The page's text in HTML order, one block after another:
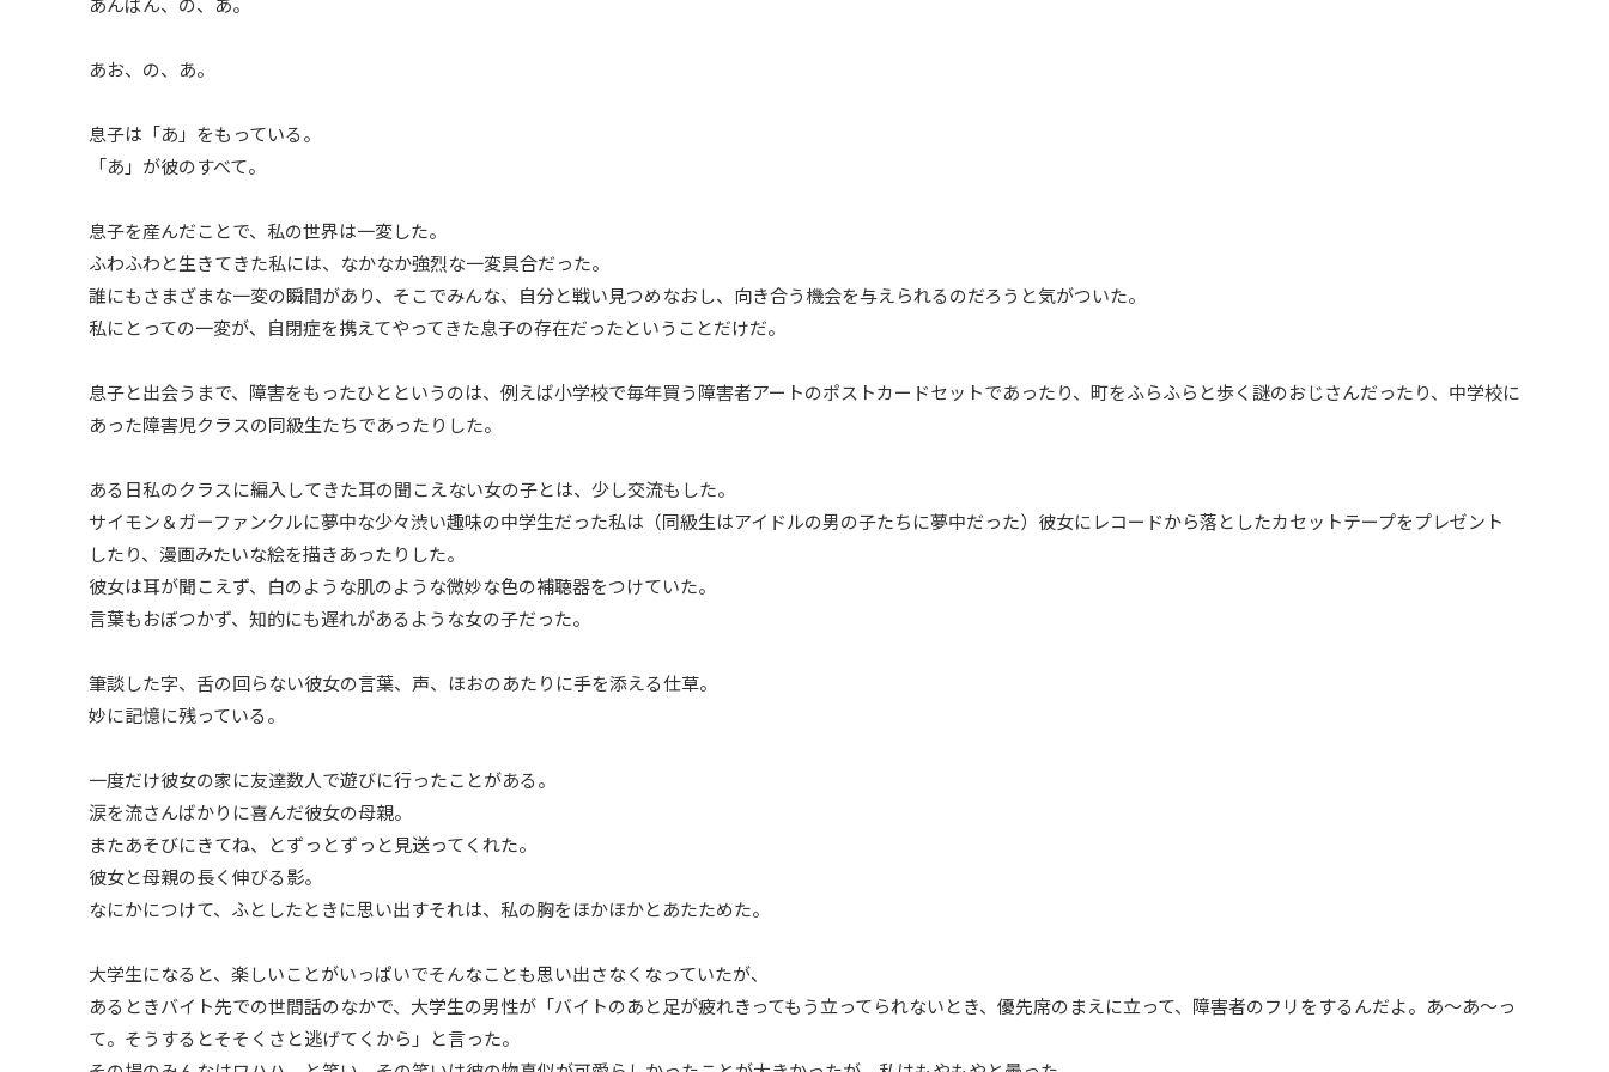
あお、の、あ。
息子は「あ」をもっている。
「あ」が彼のすべて。
息子を産んだことで、私の世界は一変した。
ふわふわと生きてきた私には、なかなか強烈な一変具合だった。
誰にもさまざまな一変の瞬間があり、そこでみんな、自分と戦い見つめなおし、向き合う機会を与えられるのだろうと気がついた。
私にとっての一変が、自閉症を携えてやってきた息子の存在だったということだけだ。
息子と出会うまで、障害をもったひとというのは、例えば小学校で毎年買う障害者アートのポストカードセットであったり、町をふらふらと歩く謎のおじさんだったり、中学校に
あった障害児クラスの同級生たちであったりした。
ある日私のクラスに編入してきた耳の聞こえない女の子とは、少し交流もした。
サイモン＆ガーファンクルに夢中な少々渋い趣味の中学生だった私は（同級生はアイドルの男の子たちに夢中だった）彼女にレコードから落としたカセットテープをプレゼント
したり、漫画みたいな絵を描きあったりした。
彼女は耳が聞こえず、白のような肌のような微妙な色の補聴器をつけていた。
言葉もおぼつかず、知的にも遅れがあるような女の子だった。
筆談した字、舌の回らない彼女の言葉、声、ほおのあたりに手を添える仕草。
妙に記憶に残っている。
一度だけ彼女の家に友達数人で遊びに行ったことがある。
涙を流さんばかりに喜んだ彼女の母親。
またあそびにきてね、とずっとずっと見送ってくれた。
彼女と母親の長く伸びる影。
なにかにつけて、ふとしたときに思い出すそれは、私の胸をほかほかとあたためた。
大学生になると、楽しいことがいっぱいでそんなことも思い出さなくなっていたが、
あるときバイト先での世間話のなかで、大学生の男性が「バイトのあと足が疲れきってもう立ってられないとき、優先席のまえに立って、障害者のフリをするんだよ。あ～あ～っ
て。そうするとそそくさと逃げてくから」と言った。